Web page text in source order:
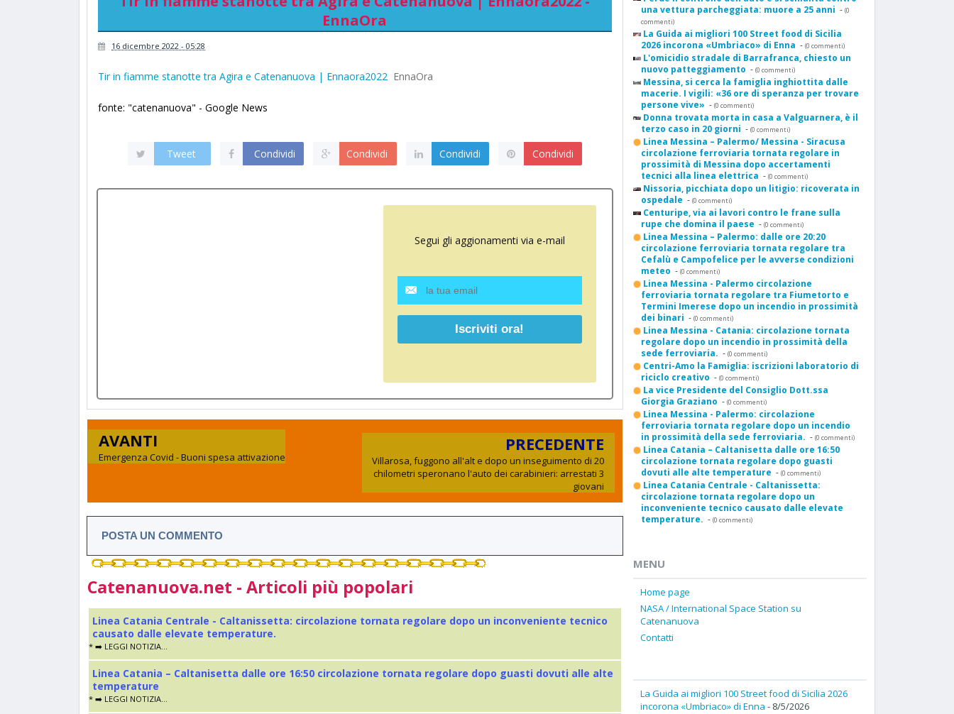
EnnaOra
16 dicembre 2022 - 05:28
Tir in fiamme stanotte tra Agira e Catenanuova | Ennaora2022 EnnaOra
fonte: "catenanuova" - Google News
Tweet Condividi Condividi Condividi Condividi
Segui gli aggionamenti via e-mail
AVANTI
Emergenza Covid - Buoni spesa attivazione
PRECEDENTE
Villarosa, fuggono all'alt e dopo un inseguimento di 20
chilometri speronano l'auto dei carabinieri: arrestati 3
giovani
POSTA UN COMMENTO
Catenanuova.net - Articoli più popolari
Linea Catania Centrale - Caltanissetta: circolazione tornata regolare dopo un inconveniente tecnico
causato dalle elevate temperature.
* ➡️ LEGGI NOTIZIA...
Linea Catania – Caltanisetta dalle ore 16:50 circolazione tornata regolare dopo guasti dovuti alle alte
temperature
* ➡️ LEGGI NOTIZIA...
una vettura parcheggiata: muore a 25 anni - (0
commenti)
La Guida ai migliori 100 Street food di Sicilia
2026 incorona «Umbriaco» di Enna - (0 commenti)
L'omicidio stradale di Barrafranca, chiesto un
nuovo patteggiamento - (0 commenti)
Messina, si cerca la famiglia inghiottita dalle
macerie. I vigili: «36 ore di speranza per trovare
persone vive» - (0 commenti)
Donna trovata morta in casa a Valguarnera, è il
terzo caso in 20 giorni - (0 commenti)
Linea Messina – Palermo/ Messina - Siracusa
circolazione ferroviaria tornata regolare in
prossimità di Messina dopo accertamenti
tecnici alla linea elettrica - (0 commenti)
Nissoria, picchiata dopo un litigio: ricoverata in
ospedale - (0 commenti)
Centuripe, via ai lavori contro le frane sulla
rupe che domina il paese - (0 commenti)
Linea Messina – Palermo: dalle ore 20:20
circolazione ferroviaria tornata regolare tra
Cefalù e Campofelice per le avverse condizioni
meteo - (0 commenti)
Linea Messina - Palermo circolazione
ferroviaria tornata regolare tra Fiumetorto e
Termini Imerese dopo un incendio in prossimità
dei binari - (0 commenti)
Linea Messina - Catania: circolazione tornata
regolare dopo un incendio in prossimità della
sede ferroviaria. - (0 commenti)
Centri-Amo la Famiglia: iscrizioni laboratorio di
riciclo creativo - (0 commenti)
La vice Presidente del Consiglio Dott.ssa
Giorgia Graziano - (0 commenti)
Linea Messina - Palermo: circolazione
ferroviaria tornata regolare dopo un incendio
in prossimità della sede ferroviaria. - (0 commenti)
Linea Catania – Caltanisetta dalle ore 16:50
circolazione tornata regolare dopo guasti
dovuti alle alte temperature - (0 commenti)
Linea Catania Centrale - Caltanissetta:
circolazione tornata regolare dopo un
inconveniente tecnico causato dalle elevate
temperature. - (0 commenti)
MENU
Home page
NASA / International Space Station su
Catenanuova
Contatti
La Guida ai migliori 100 Street food di Sicilia 2026
incorona «Umbriaco» di Enna - 8/5/2026